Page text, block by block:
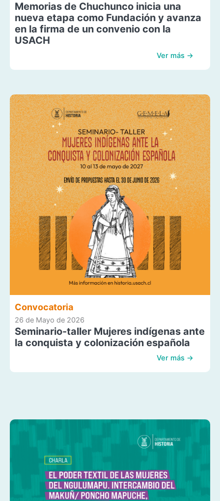
Memorias de Chuchunco inicia una
nueva etapa como Fundación y avanza
en la firma de un convenio con la
USACH
Ver más →
Convocatoria
26 de Mayo de 2026
Seminario-taller Mujeres indígenas ante
la conquista y colonización española
Ver más →